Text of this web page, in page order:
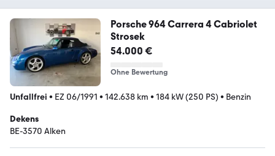
Porsche 964 Carrera 4 Cabriolet
Strosek
54.000 €
Ohne Bewertung
Unfallfrei • EZ 06/1991 • 142.638 km • 184 kW (250 PS) • Benzin
Dekens
BE-3570 Alken